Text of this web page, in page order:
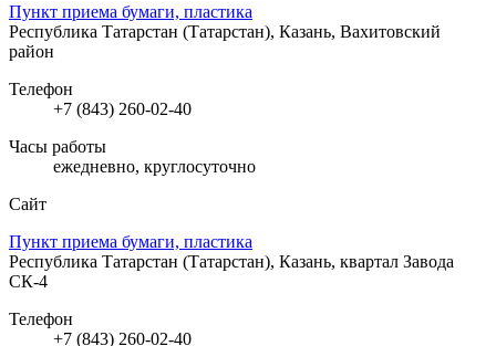
Пункт приема бумаги, пластика
Республика Татарстан (Татарстан), Казань, Вахитовский
район
Телефон
+7 (843) 260-02-40
Часы работы
ежедневно, круглосуточно
Сайт
Пункт приема бумаги, пластика
Республика Татарстан (Татарстан), Казань, квартал Завода
СК-4
Телефон
+7 (843) 260-02-40